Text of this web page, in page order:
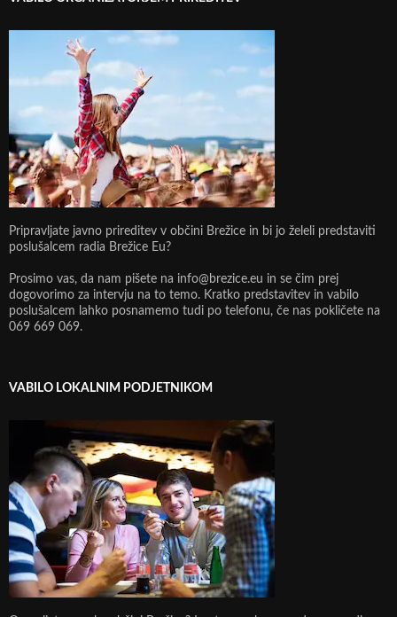
Pripravljate javno prireditev v občini Brežice in bi jo želeli predstaviti
poslušalcem radia Brežice Eu?
Prosimo vas, da nam pišete na info@brezice.eu in se čim prej
dogovorimo za intervju na to temo. Kratko predstavitev in vabilo
poslušalcem lahko posnamemo tudi po telefonu, če nas pokličete na
069 669 069.
VABILO LOKALNIM PODJETNIKOM